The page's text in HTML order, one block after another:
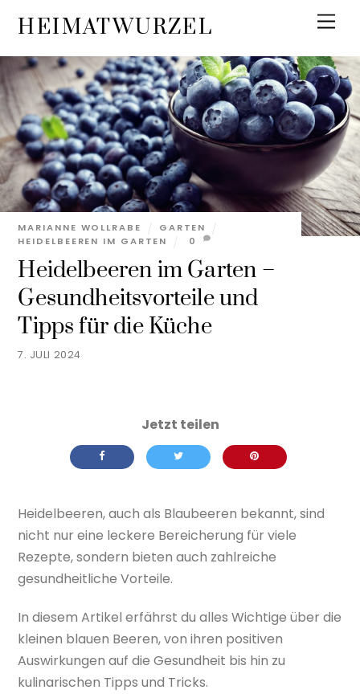
content
HEIMATWURZEL
7. JULI 2024
Heidelbeeren im Garten –
Gesundheitsvorteile und
Tipps für die Küche
MARIANNE WOLLRABE
GARTEN
HEIDELBEEREN IM GARTEN
0
Heidelbeeren, auch als Blaubeeren bekannt, sind
nicht nur eine leckere Bereicherung für viele
Rezepte, sondern bieten auch zahlreiche
gesundheitliche Vorteile.
In diesem Artikel erfährst du alles Wichtige über die
kleinen blauen Beeren, von ihren positiven
Auswirkungen auf die Gesundheit bis hin zu
kulinarischen Tipps und Tricks.